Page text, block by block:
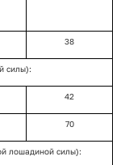
38
силы):
42
70
лошадиной силы):